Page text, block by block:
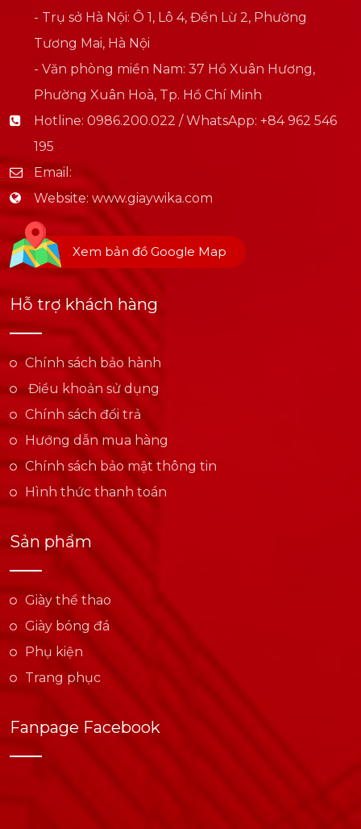
- Trụ sở Hà Nội: Ô 1, Lô 4, Đền Lừ 2, Phường
Tương Mai, Hà Nội
- Văn phòng miền Nam: 37 Hồ Xuân Hương,
Phường Xuân Hoà, Tp. Hồ Chí Minh
Hotline: 0986.200.022 / WhatsApp: +84 962 546
195
Email:
Website: www.giaywika.com
Xem bản đồ Google Map
Hỗ trợ khách hàng
Chính sách bảo hành
Điều khoản sử dụng
Chính sách đổi trả
Hướng dẫn mua hàng
Chính sách bảo mật thông tin
Hình thức thanh toán
Sản phẩm
Giày thể thao
Giày bóng đá
Phụ kiện
Trang phục
Fanpage Facebook